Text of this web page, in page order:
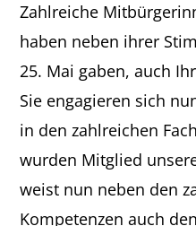
Zahlreiche
haben neben ihrer
25. Mai gaben, auch
Sie engagieren sich
in den zahlreichen
wurden Mitglied
weist nun neben den
Kompetenzen auch